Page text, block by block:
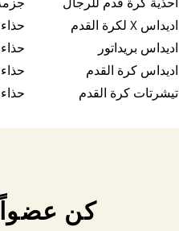
أحذية كرة قدم للرجال
اديداس X لكرة القدم
اديداس بريداتور
اديداس كرة القدم
تيشرتات كرة القدم
كن عضواً